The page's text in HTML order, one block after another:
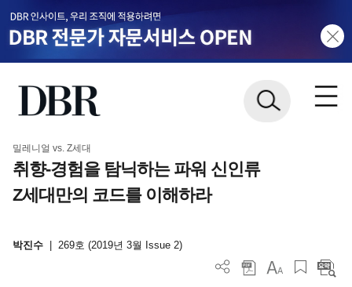
밀레니얼 vs. Z세대
취향-경험을 탐닉하는 파워 신인류
Z세대만의 코드를 이해하라
박진수 269호 (2019년 3월 Issue 2)